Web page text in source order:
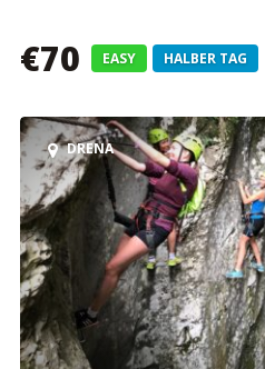
€70 EASY HALBER TAG
DRENA